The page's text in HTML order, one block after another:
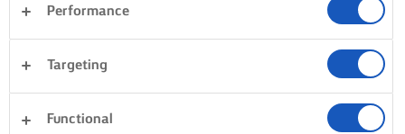
Performance
Targeting
Functional